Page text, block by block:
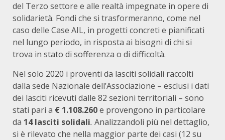
del Terzo settore e alle realtà impegnate in opere di
solidarietà. Fondi che si trasformeranno, come nel
caso delle Case AIL, in progetti concreti e pianificati
nel lungo periodo, in risposta ai bisogni di chi si
trova in stato di sofferenza o di difficoltà.
Nel solo 2020 i proventi da lasciti solidali raccolti
dalla sede Nazionale dell’Associazione – esclusi i dati
dei lasciti ricevuti dalle 82 sezioni territoriali – sono
stati pari a € 1.108.260e provengono in particolare
da 14 lasciti solidali. Analizzandoli più nel dettaglio,
si è rilevato che nella maggior parte dei casi (12 su